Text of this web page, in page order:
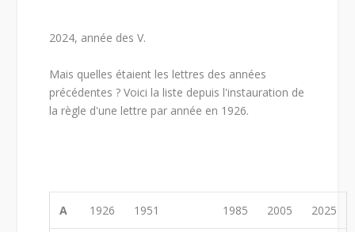
2024, année des V.
Mais quelles étaient les lettres des années
précédentes ? Voici la liste depuis l'instauration de
la règle d'une lettre par année en 1926.
A 1926 1951 1985 2005 2025